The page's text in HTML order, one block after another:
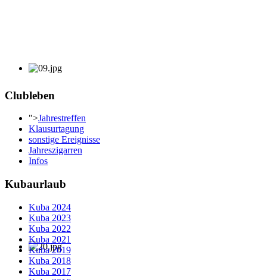
Clubleben
">Jahrestreffen
Klausurtagung
sonstige Ereignisse
Jahreszigarren
Infos
Kubaurlaub
Kuba 2024
Kuba 2023
Kuba 2022
Kuba 2021
Kuba 2019
Kuba 2018
Kuba 2017